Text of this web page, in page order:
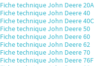
Fiche technique John Deere 20A
Fiche technique John Deere 40
Fiche technique John Deere 40C
Fiche technique John Deere 50
Fiche technique John Deere 60
Fiche technique John Deere 62
Fiche technique John Deere 70
Fiche technique John Deere 76F